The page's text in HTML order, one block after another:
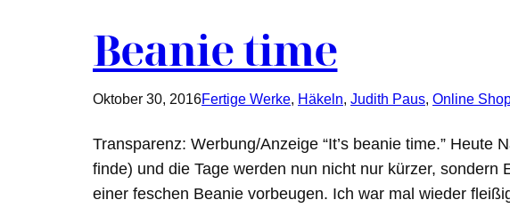
Beanie time
Oktober 30, 2016Fertige Werke, Häkeln, Judith Paus, Online
Transparenz: Werbung/Anzeige “It’s beanie time.”
finde) und die Tage werden nun nicht nur kürzer,
einer feschen Beanie vorbeugen. Ich war mal wieder